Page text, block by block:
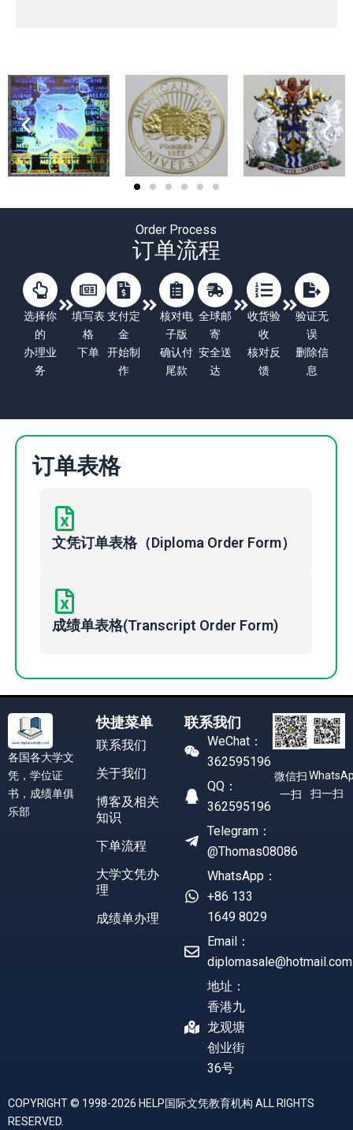
Order Process
订单流程
选择你
的
办理业
务
填写表
格
下单
支付定
金
开始制
作
核对电
子版
确认付
尾款
全球邮
寄
安全送
达
收货验
收
核对反
馈
验证无
误
删除信
息
订单表格
文凭订单表格（Diploma Order Form）
成绩单表格(Transcript Order Form)
各国各大学文
凭，学位证
书，成绩单俱
乐部
快捷菜单
联系我们
关于我们
博客及相关
知识
下单流程
大学文凭办
理
成绩单办理
联系我们
WeChat：
362595196
QQ：
362595196
Telegram：
@Thomas08086
WhatsApp：
+86 133
1649 8029
Email：
diplomasale@hotmail.com
地址：
香港九
龙观塘
创业街
36号
微信扫
一扫
扫一扫
COPYRIGHT © 1998-2026 HELP国际文凭教育机构 ALL RIGHTS
RESERVED.